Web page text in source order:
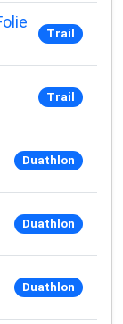
Trail
Trail
Duathlon
Duathlon
Duathlon